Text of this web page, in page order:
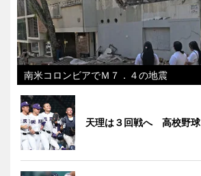
南米コロンビアでＭ７．４の地震
天理は３回戦へ 高校野球